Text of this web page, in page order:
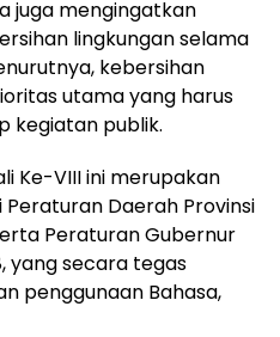
juga mengingatkan
lingkungan selama
kebersihan
utama yang harus
kegiatan publik.
Ke-VIII ini merupakan
Daerah Provinsi
Peraturan Gubernur
yang secara tegas
penggunaan Bahasa,